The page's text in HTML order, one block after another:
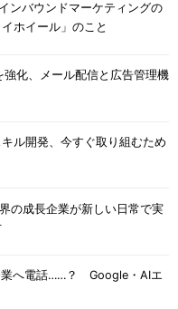
ンバウンドマーケティングの
ホイール」のこと
化、メール配信と広告管理機
ル開発、今すぐ取り組むため
の成長企業が新しい日常で実
業へ電話……？ Google・AIエ